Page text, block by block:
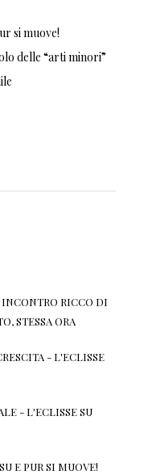
si muove!
delle “arti minori”
INCONTRO RICCO DI
STESSA ORA
- L'ECLISSE
- L'ECLISSESU
E PUR SI MUOVE!